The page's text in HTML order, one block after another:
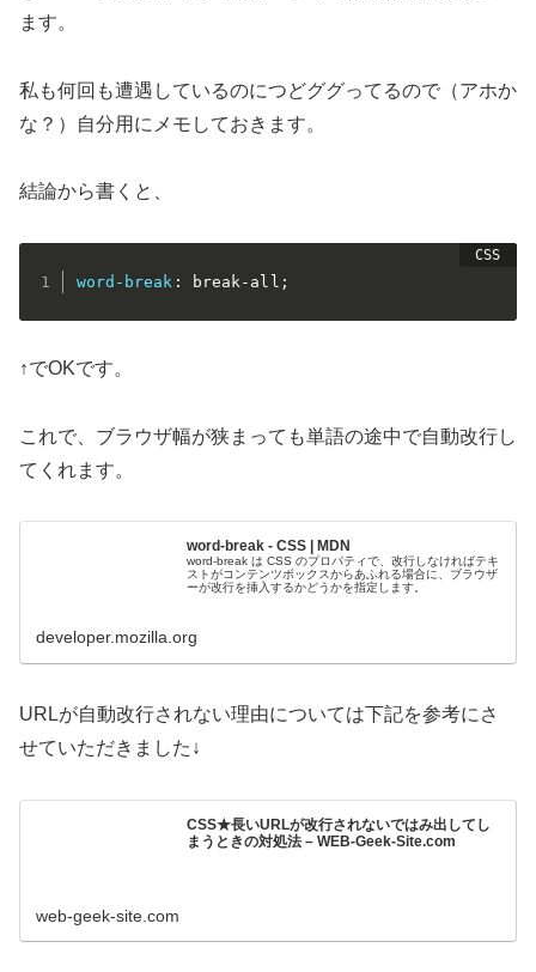
ます。
私も何回も遭遇しているのにつどググってるので（アホか
な？）自分用にメモしておきます。
結論から書くと、
word-break : break-all ;
↑でOKです。
これで、ブラウザ幅が狭まっても単語の途中で自動改行し
てくれます。
word-break - CSS | MDN
word-break は CSS のプロパティで、改行しなければテキ
ストがコンテンツボックスからあふれる場合に、ブラウザ
ーが改行を挿入するかどうかを指定します。
developer.mozilla.org
URLが自動改行されない理由については下記を参考にさ
せていただきました↓
CSS★長いURLが改行されないではみ出してし
まうときの対処法 – WEB-Geek-Site.com
web-geek-site.com